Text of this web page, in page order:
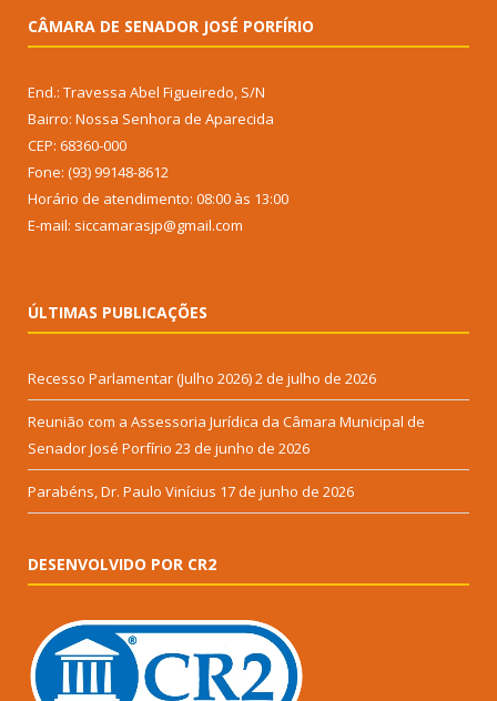
CÂMARA DE SENADOR JOSÉ PORFÍRIO
End.: Travessa Abel Figueiredo, S/N
Bairro: Nossa Senhora de Aparecida
CEP: 68360-000
Fone: (93) 99148-8612
Horário de atendimento: 08:00 às 13:00
E-mail: siccamarasjp@gmail.com
ÚLTIMAS PUBLICAÇÕES
Recesso Parlamentar (Julho 2026)2 de julho de 2026
Reunião com a Assessoria Jurídica da Câmara Municipal de
Senador José Porfírio 23 de junho de 2026
Parabéns, Dr. Paulo Vinícius 17 de junho de 2026
DESENVOLVIDO POR CR2